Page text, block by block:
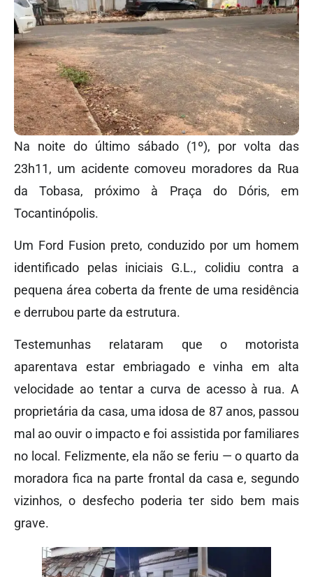
Na noite do último sábado (1º), por volta das
23h11, um acidente comoveu moradores da Rua
da Tobasa, próximo à Praça do Dóris, em
Tocantinópolis.
Um Ford Fusion preto, conduzido por um homem
identificado pelas iniciais G.L., colidiu contra a
pequena área coberta da frente de uma residência
e derrubou parte da estrutura.
Testemunhas relataram que o motorista
aparentava estar embriagado e vinha em alta
velocidade ao tentar a curva de acesso à rua. A
proprietária da casa, uma idosa de 87 anos, passou
mal ao ouvir o impacto e foi assistida por familiares
no local. Felizmente, ela não se feriu — o quarto da
moradora fica na parte frontal da casa e, segundo
vizinhos, o desfecho poderia ter sido bem mais
grave.